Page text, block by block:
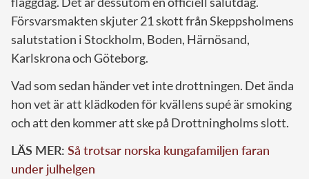
Försvarsmakten skjuter 21 skott från Skeppsholmens
salutstation i Stockholm, Boden, Härnösand,
Karlskrona och Göteborg.
Vad som sedan händer vet inte drottningen. Det ända
hon vet är att klädkoden för kvällens supé är smoking
och att den kommer att ske på Drottningholms slott.
LÄS MER: Så trotsar norska kungafamiljen faran
under julhelgen